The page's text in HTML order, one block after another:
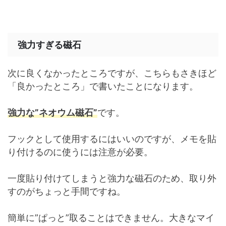
強力すぎる磁石
次に良くなかったところですが、こちらもさきほど
「良かったところ」で書いたことになります。
強力な”ネオウム磁石”です。
フックとして使用するにはいいのですが、メモを貼
り付けるのに使うには注意が必要。
一度貼り付けてしまうと強力な磁石のため、取り外
すのがちょっと手間ですね。
簡単に”ぱっと”取ることはできません。大きなマイ